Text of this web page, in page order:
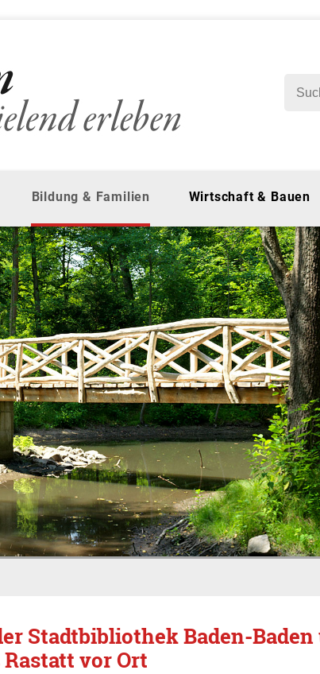
Bildung & Familien Wirtschaft & Bauen
Stadtbibliothek Baden-Baden
vor Ort